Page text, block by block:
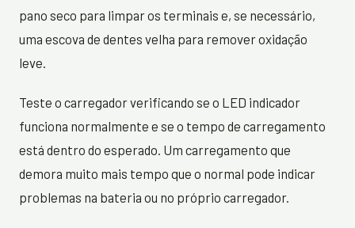
pano seco para limpar os terminais e, se necessário,
uma escova de dentes velha para remover oxidação
leve.
Teste o carregador verificando se o LED indicador
funciona normalmente e se o tempo de carregamento
está dentro do esperado. Um carregamento que
demora muito mais tempo que o normal pode indicar
problemas na bateria ou no próprio carregador.